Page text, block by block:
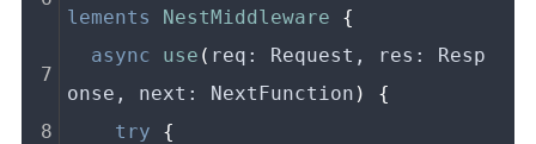
lements
NestMiddleware {
async
use ( req: Request, res: Resp
onse, next: NextFunction ) {
try {